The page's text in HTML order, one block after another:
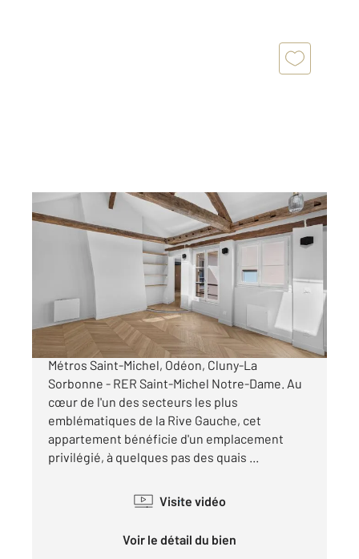
PARIS 75006
60 m2, 3 pièces
Ref : 609
Appartement T3 à vendre
1 095 000 €
Paris 6ème : Place Saint-André des Arts -
Métros Saint-Michel, Odéon, Cluny-La
Sorbonne - RER Saint-Michel Notre-Dame. Au
cœur de l'un des secteurs les plus
emblématiques de la Rive Gauche, cet
appartement bénéficie d'un emplacement
privilégié, à quelques pas des quais ...
Visite vidéo
Voir le détail du bien